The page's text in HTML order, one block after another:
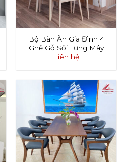
Bộ Bàn Ăn Gia Đình 4
Ghế Gỗ Sồi Lưng Mây
Liên hệ